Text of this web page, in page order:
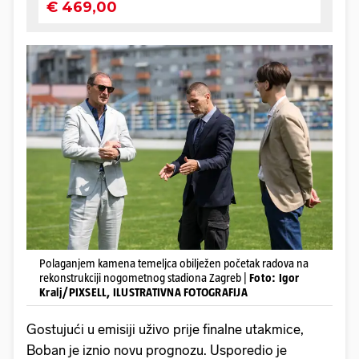
Polaganjem kamena temeljca obilježen početak radova na
rekonstrukciji nogometnog stadiona Zagreb | Foto: Igor
Kralj/PIXSELL, ILUSTRATIVNA FOTOGRAFIJA
Gostujući u emisiji uživo prije finalne utakmice,
Boban je iznio novu prognozu. Usporedio je